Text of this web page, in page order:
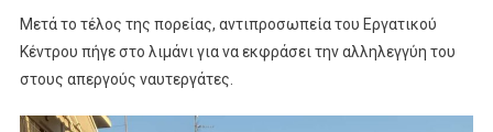
Μετά το τέλος της πορείας, αντιπροσωπεία του Εργατικού
Κέντρου πήγε στο λιμάνι για να εκφράσει την αλληλεγγύη του
στους απεργούς ναυτεργάτες.